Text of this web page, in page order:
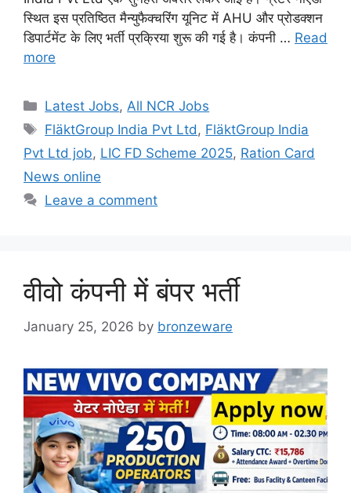
स्थित इस प्रतिष्ठित मैन्युफैक्चरिंग यूनिट में AHU और प्रोडक्शन
डिपार्टमेंट के लिए भर्ती प्रक्रिया शुरू की गई है। कंपनी … Read
more
Categories
Latest Jobs,All NCR Jobs
Tags
FläktGroup India Pvt Ltd, FläktGroup India
Pvt Ltd job, LIC FD Scheme 2025, Ration Card
News online
Leave a comment
वीवो कंपनी में बंपर भर्ती
January 25, 2026 by bronzeware